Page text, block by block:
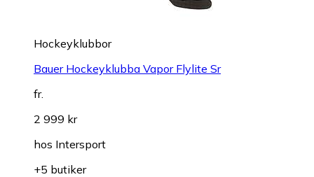
Hockeyklubbor
Bauer Hockeyklubba Vapor Flylite Sr
fr.
2 999 kr
hos Intersport
+5 butiker